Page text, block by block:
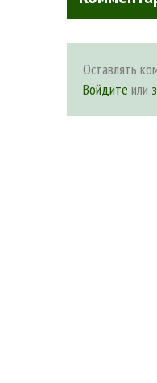
Оставлять
Войдите или